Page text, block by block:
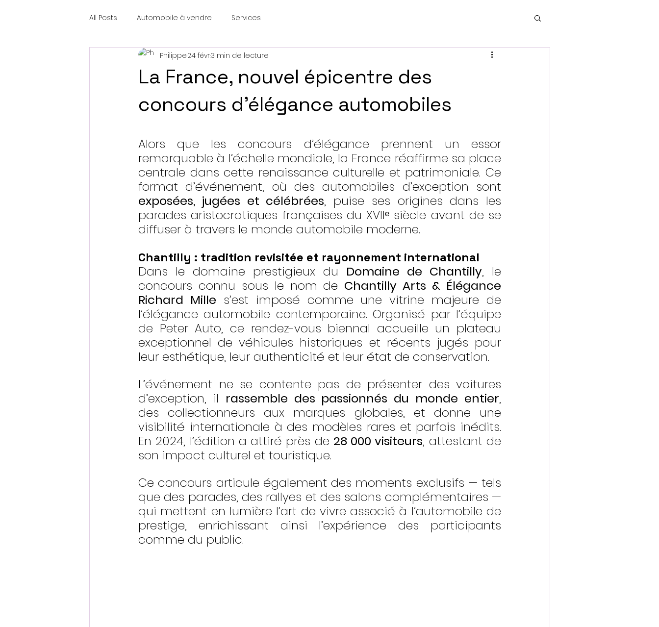
All Posts Automobile à vendre Services
La France, nouvel épicentre des
concours d’élégance automobiles
Philippe24 févr.3 min de lecture
Alors que les concours d’élégance prennent un essor
remarquable à l’échelle mondiale, la France réaffirme sa place
centrale dans cette renaissance culturelle et patrimoniale. Ce
exposées, jugées et célébrées, puise ses origines dans les
parades aristocratiques françaises du XVIIᵉ siècle avant de se
diffuser à travers le monde automobile moderne.
Chantilly : tradition revisitée et rayonnement international
Dans le domaine prestigieux du Domaine de Chantilly, le
concours connu sous le nom de Chantilly Arts & Élégance
Richard Mille s’est imposé comme une vitrine majeure de
l’élégance automobile contemporaine. Organisé par l’équipe
de Peter Auto, ce rendez-vous biennal accueille un plateau
exceptionnel de véhicules historiques et récents jugés pour
leur esthétique, leur authenticité et leur état de conservation.
L’événement ne se contente pas de présenter des voitures
d’exception, il rassemble des passionnés du monde entier,
des collectionneurs aux marques globales, et donne une
visibilité internationale à des modèles rares et parfois inédits.
En 2024, l’édition a attiré près de 28 000 visiteurs, attestant de
son impact culturel et touristique.
Ce concours articule également des moments exclusifs — tels
que des parades, des rallyes et des salons complémentaires —
qui mettent en lumière l’art de vivre associé à l’automobile de
prestige, enrichissant ainsi l’expérience des participants
comme du public.